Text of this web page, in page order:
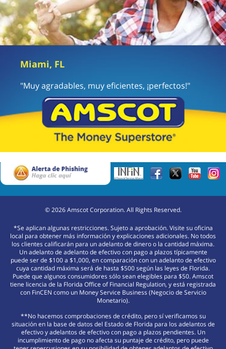
Miami, FL
"Muy agradables, muy eficientes, ¡perfectos!"
©2026Amscot Corporation. All Rights Reserved.
*Se aplican algunas restricciones. Sujeto a aprobación. Visite su oficina
local para obtener más información y explicaciones adicionales. No todos
los clientes calificarán para un adelanto de dinero o la cantidad máxima.
Un adelanto de adelanto de efectivo con pago a plazos típicamente
puede ser de $100 a $1,000, en comparación con un adelanto de efectivo
cuya cantidad máxima será de hasta $500 según las leyes de Florida.
Puede que algunos consumidores sólo sean elegibles para $50. Amscot
tiene licencia de la Florida Office of Financial Regulation, y está registrada
con FinCEN como un Money Service Business (Negocio de Servicio
Monetario).
**No hacemos comprobaciones de crédito, pero sí verificamos su
situación en la base de datos del Estado de Florida para los adelantos de
efectivo y adelantos de efectivo con pago a plazos pendientes. Un
incumplimiento de pago no afecta su puntaje de crédito, pero puede